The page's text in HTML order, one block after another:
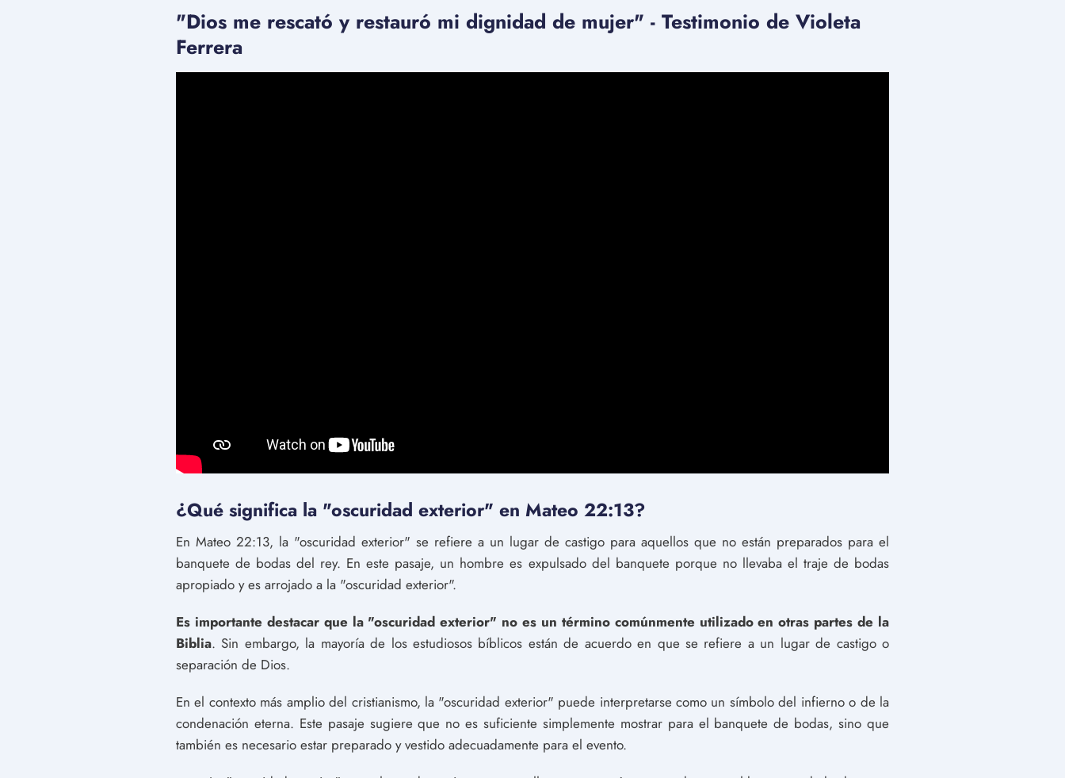
"Dios me rescató y restauró mi dignidad de mujer" - Testimonio de Violeta
Ferrera
¿Qué significa la "oscuridad exterior" en Mateo 22:13?
En Mateo 22:13, la "oscuridad exterior" se refiere a un lugar de castigo para aquellos que no están preparados para el
banquete de bodas del rey. En este pasaje, un hombre es expulsado del banquete porque no llevaba el traje de bodas
apropiado y es arrojado a la "oscuridad exterior".
Es importante destacar que la "oscuridad exterior" no es un término comúnmente utilizado en otras partes de la
Biblia. Sin embargo, la mayoría de los estudiosos bíblicos están de acuerdo en que se refiere a un lugar de castigo o
separación de Dios.
En el contexto más amplio del cristianismo, la "oscuridad exterior" puede interpretarse como un símbolo del infierno o de la
condenación eterna. Este pasaje sugiere que no es suficiente simplemente mostrar para el banquete de bodas, sino que
también es necesario estar preparado y vestido adecuadamente para el evento.